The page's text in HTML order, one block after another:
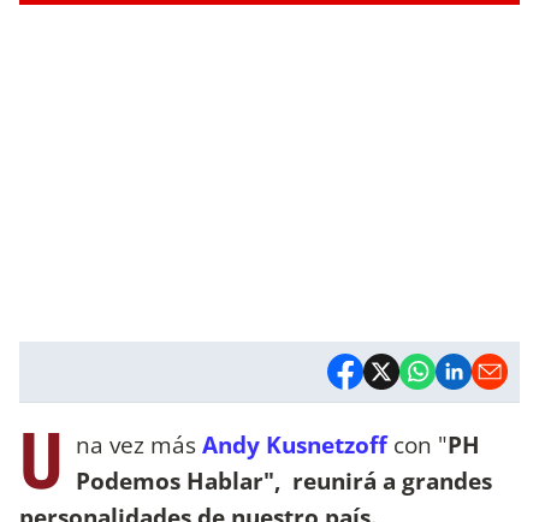
U na vez másAndy Kusnetzoffcon "PH
Podemos Hablar", reunirá a grandes